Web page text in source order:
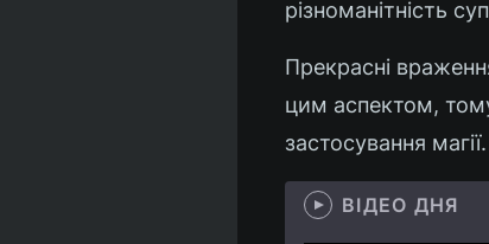
різноманітність
Прекрасні
цим аспектом,
застосування
ВІДЕО ДНЯ